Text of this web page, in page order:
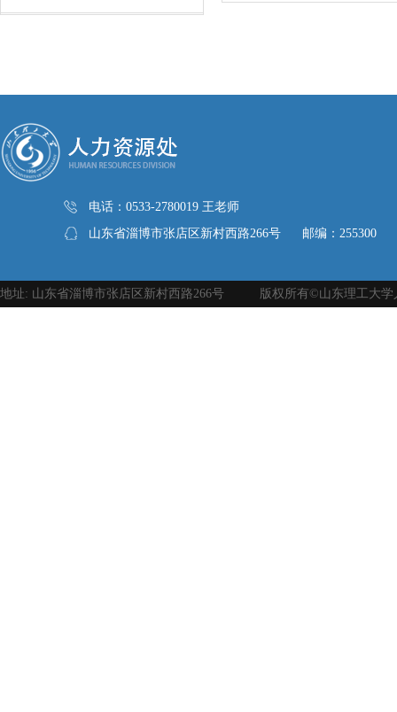
电话：0533-2780019 王老师
山东省淄博市张店区新村西路266号 邮编：255300
地址: 山东省淄博市张店区新村西路266号 版权所有©山东理工大学